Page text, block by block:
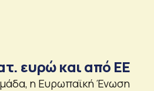
ευρώ και από ΕΕ
η Ευρωπαϊκή Ένωση